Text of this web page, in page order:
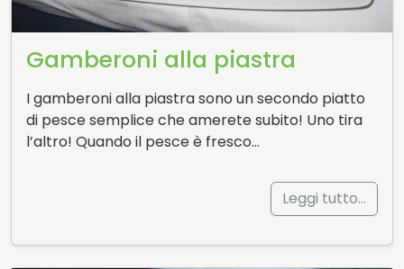
Gamberoni alla piastra
I gamberoni alla piastra sono un secondo piatto
di pesce semplice che amerete subito! Uno tira
l’altro! Quando il pesce è fresco…
Leggi tutto…